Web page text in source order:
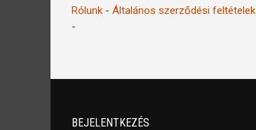
Rólunk - Általános szerződési feltételek
-
BEJELENTKEZÉS